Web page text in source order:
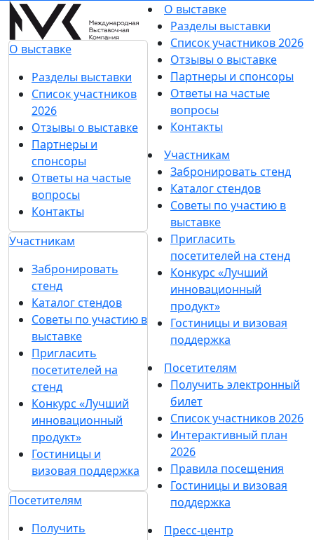
О выставке
Разделы выставки
Список участников
2026
Отзывы о выставке
Партнеры и
спонсоры
Ответы на частые
вопросы
Контакты
Участникам
Забронировать
стенд
Каталог стендов
Советы по участию в
выставке
Пригласить
посетителей на
стенд
Конкурс «Лучший
инновационный
продукт»
Гостиницы и
визовая поддержка
Посетителям
Получить
О выставке
Разделы выставки
Список участников 2026
Отзывы о выставке
Партнеры и спонсоры
Ответы на частые
вопросы
Контакты
Участникам
Забронировать стенд
Каталог стендов
Советы по участию в
выставке
Пригласить
посетителей на стенд
Конкурс «Лучший
инновационный
продукт»
Гостиницы и визовая
поддержка
Посетителям
Получить электронный
билет
Список участников 2026
Интерактивный план
2026
Правила посещения
Гостиницы и визовая
поддержка
Пресс-центр